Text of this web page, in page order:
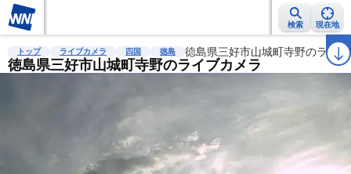
検索 現在地
雨雲レーダー 台風情報 地震情報 警報・注意報 2週間天気 ラ
トップ ライブカメラ 四国 徳島 徳島県三好市山城町寺野のライ
徳島県三好市山城町寺野のライブカメラ